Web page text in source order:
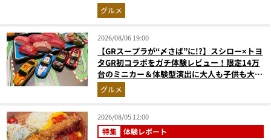
ちゃら
グルメ
2026/08/06 19:00
【GRスープラが“〆さば”に!?】スシロー×トヨ
タGR初コラボをガチ体験レビュー！限定14万
台のミニカー＆体験型演出に大人も子供も大興
奮間違いなし
グルメ
2026/08/05 12:00
特集 体験レポート